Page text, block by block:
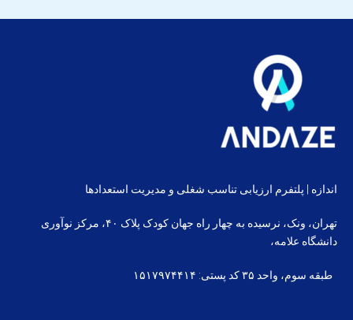
اندازه | پلتفرم ارزیابی تناسب شغلی و مدیریت استعدادها
تهران، ونک، نرسیده به چهار راه جهان کودک پلاک ۴۰، مرکز نوآوری
دانشگاه علامه،
طبقه سوم، واحد ۳۵ کد پستی: ۱۵۱۷۹۷۴۴۱۴